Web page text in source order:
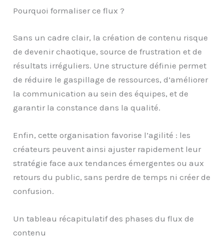
Pourquoi formaliser ce flux ?
Sans un cadre clair, la création de contenu risque
de devenir chaotique, source de frustration et de
résultats irréguliers. Une structure définie permet
de réduire le gaspillage de ressources, d’améliorer
la communication au sein des équipes, et de
garantir la constance dans la qualité.
Enfin, cette organisation favorise l’agilité : les
créateurs peuvent ainsi ajuster rapidement leur
stratégie face aux tendances émergentes ou aux
retours du public, sans perdre de temps ni créer de
confusion.
Un tableau récapitulatif des phases du flux de
contenu